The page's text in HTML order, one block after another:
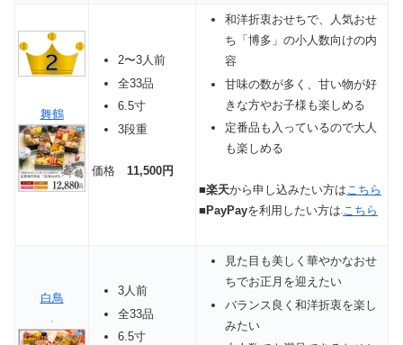
舞鶴
2〜3人前
全33品
6.5寸
3段重
価格 11,500円
和洋折衷おせちで、人気おせ
ち「博多」の小人数向けの内
容
甘味の数が多く、甘い物が好
きな方やお子様も楽しめる
定番品も入っているので大人
も楽しめる
■楽天から申し込みたい方はこちら
■ PayPayを利用したい方は こちら
白鳥
3人前
全33品
6.5寸
見た目も美しく華やかなおせ
ちでお正月を迎えたい
バランス良く和洋折衷を楽し
みたい